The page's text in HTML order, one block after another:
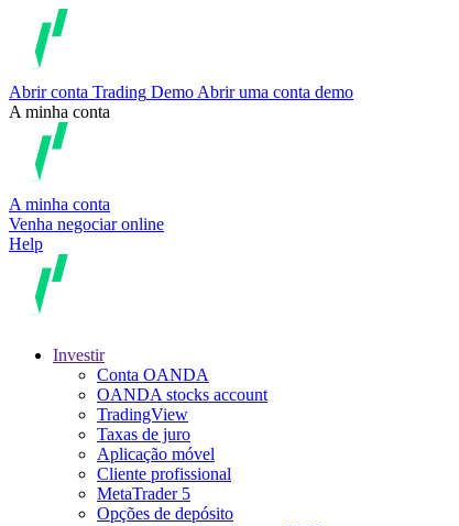
Abrir conta Trading Demo Abrir uma conta demo
A minha conta
A minha conta
Venha negociar online
Help
Investir
Conta OANDA
OANDA stocks account
TradingView
Taxas de juro
Aplicação móvel
Cliente profissional
MetaTrader 5
Opções de depósito